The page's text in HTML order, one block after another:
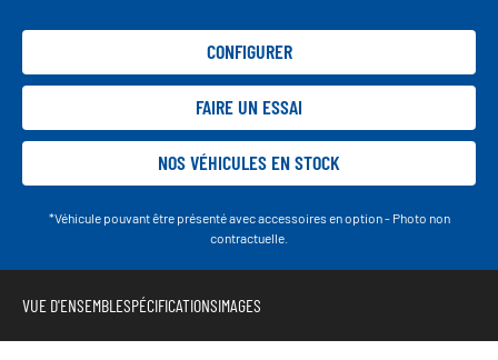
CONFIGURER
FAIRE UN ESSAI
NOS VÉHICULES EN STOCK
*Véhicule pouvant être présenté avec accessoires en option - Photo non
contractuelle.
VUE D'ENSEMBLESPÉCIFICATIONSIMAGES